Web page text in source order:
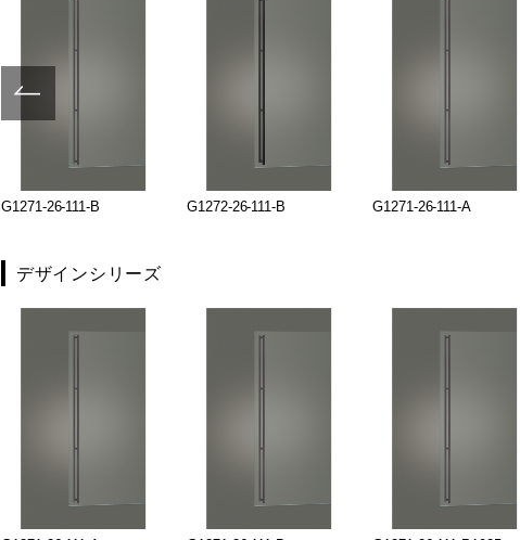
G1271-26-111-B G1272-26-111-B G1271-26-111-A
デザインシリーズ